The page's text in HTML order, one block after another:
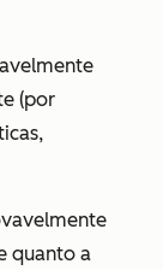
(por
quanto a